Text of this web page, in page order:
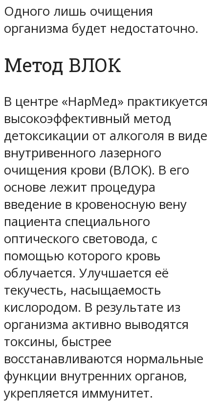
Одного лишь очищения
организма будет недостаточно.
Метод ВЛОК
В центре «НарМед» практикуется
высокоэффективный метод
детоксикации от алкоголя в виде
внутривенного лазерного
очищения крови (ВЛОК). В его
основе лежит процедура
введение в кровеносную вену
пациента специального
оптического световода, с
помощью которого кровь
облучается. Улучшается её
текучесть, насыщаемость
кислородом. В результате из
организма активно выводятся
токсины, быстрее
восстанавливаются нормальные
функции внутренних органов,
укрепляется иммунитет.